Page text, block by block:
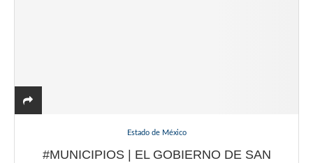
Estado de México
#MUNICIPIOS | EL GOBIERNO DE SAN